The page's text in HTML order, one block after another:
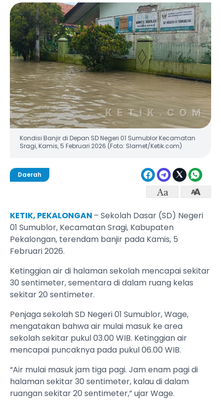
Kondisi Banjir di Depan SD Negeri 01 Sumublor Kecamatan
Sragi, Kamis, 5 Februari 2026 (Foto: Slamet/Ketik.com)
Daerah
KETIK, PEKALONGAN – Sekolah Dasar (SD) Negeri
01 Sumublor, Kecamatan Sragi, Kabupaten
Pekalongan, terendam banjir pada Kamis, 5
Februari 2026.
‎Ketinggian air di halaman sekolah mencapai sekitar
30 sentimeter, sementara di dalam ruang kelas
sekitar 20 sentimeter.
‎Penjaga sekolah SD Negeri 01 Sumublor, Wage,
mengatakan bahwa air mulai masuk ke area
sekolah sekitar pukul 03.00 WIB. Ketinggian air
mencapai puncaknya pada pukul 06.00 WIB.
‎“Air mulai masuk jam tiga pagi. Jam enam pagi di
halaman sekitar 30 sentimeter, kalau di dalam
ruangan sekitar 20 sentimeter,” ujar Wage.